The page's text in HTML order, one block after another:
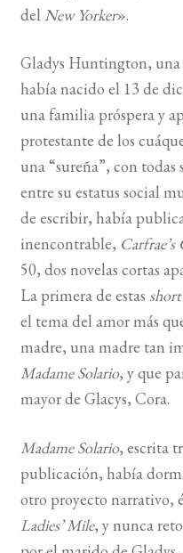
del New Yorker».
Gladys Huntington,
había nacido el 13 de
una familia próspera y
protestante de los
una “sureña”, con
entre su estatus social
de escribir, había
inencontrable,
50, dos novelas cortas
La primera de estas
el tema del amor más
madre, una madre tan
Madame Solario, y que
mayor de Glacys, Cora.
Madame Solario, escrita
publicación, había
otro proyecto narrativo,
Ladies’ Mile, y nunca